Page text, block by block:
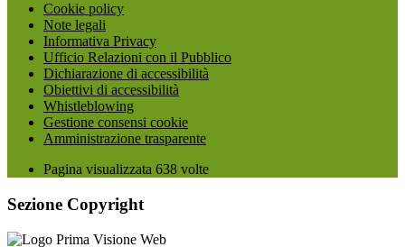
Cookie policy
Note legali
Informativa Privacy
Ufficio Relazioni con il Pubblico
Dichiarazione di accessibilità
Obiettivi di accessibilità
Whistleblowing
Gestione consensi cookie
Amministrazione trasparente
Pagina visualizzata 638 volte
Sezione Copyright